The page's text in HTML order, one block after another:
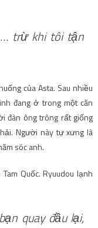
… trừ khi tôi tận
của Asta. Sau nhiều
đang ở trong một căn
đàn ông trông rất giống
Người này tự xưng là
sóc anh.
Quốc. Ryuudou lạnh
quay đầu lại,